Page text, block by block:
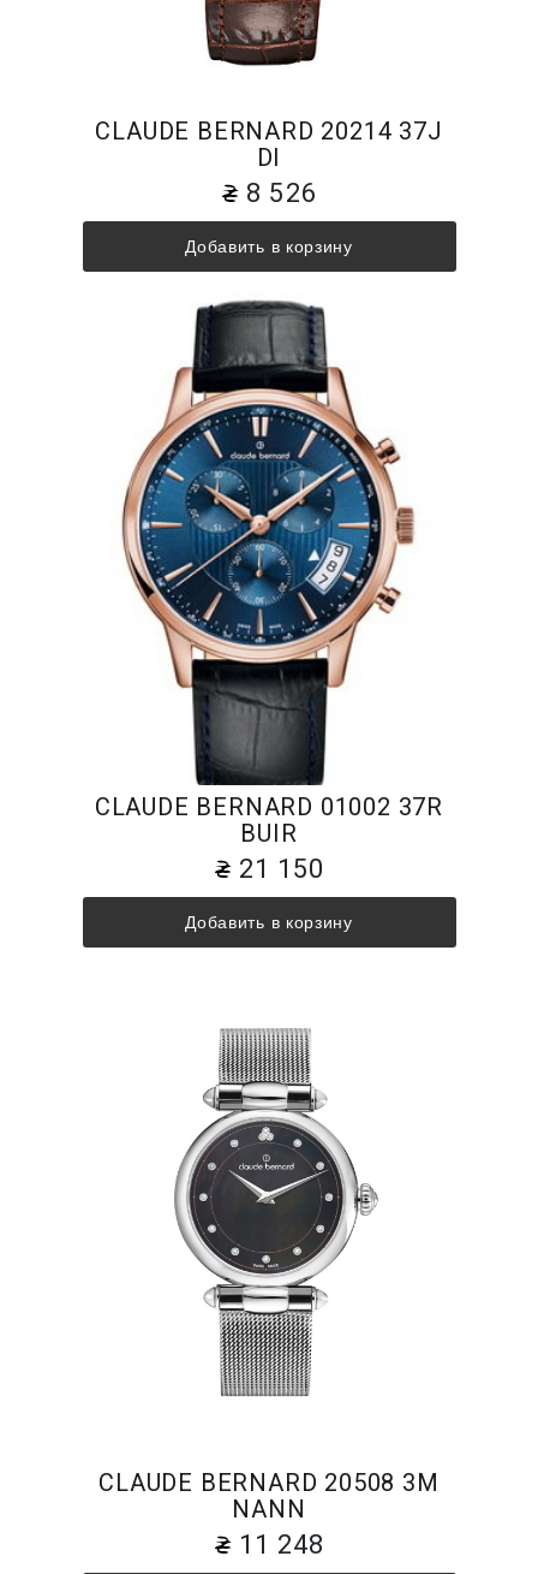
CLAUDE BERNARD 20214 37J
DI
8 526
Добавить в корзину
CLAUDE BERNARD 01002 37R
BUIR
21 150
Добавить в корзину
CLAUDE BERNARD 20508 3M
NANN
11 248